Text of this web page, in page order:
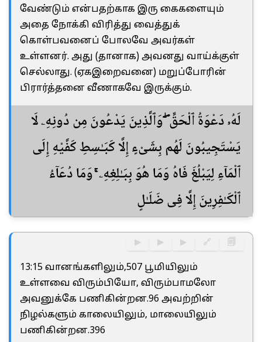
வேண்டும் என்பதற்காக இரு கைகளையும்
அதை நோக்கி விரித்து வைத்துக்
கொள்பவனைப் போலவே அவர்கள்
உள்ளனர். அது (தானாக) அவனது வாய்க்குள்
செல்லாது. (ஏகஇறைவனை) மறுப்போரின்
பிரார்த்தனை வீணாகவே இருக்கும்.
لَهُۥ دَعْوَةُ ٱلْحَقِّ ۖ وَٱلَّذِينَ يَدْعُونَ مِن دُونِهِۦ لَا
يَسْتَجِيبُونَ لَهُم بِشَىْءٍ إِلَّا كَبَـٰسِطِ كَفَّيْهِ إِلَى
ٱلْمَآءِ لِيَبْلُغَ فَاهُ وَمَا هُوَ بِبَـٰلِغِهِۦ ۚ وَمَا دُعَآءُ
ٱلْكَـٰفِرِينَ إِلَّا فِى ضَلَـٰلٍ
▶ ▶ ▶ 🔗 🗐
13:15 வானங்களிலும்,507 பூமியிலும்
உள்ளவை விரும்பியோ, விரும்பாமலோ
அவனுக்கே பணிகின்றன.96 அவற்றின்
நிழல்களும் காலையிலும், மாலையிலும்
பணிகின்றன.396